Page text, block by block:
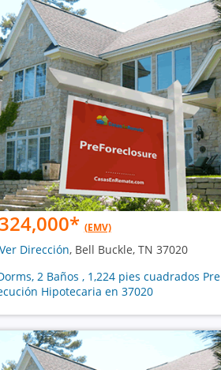
* (EMV)
Dirección, Bell Buckle, TN 37020
2 Baños , 1,224 pies cuadrados Pre
Hipotecaria en 37020